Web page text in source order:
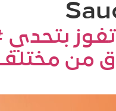
بتحدي
مختلف